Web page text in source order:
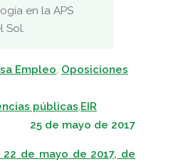
en la APS
Sol.
Empleo, Oposiciones
públicas,EIR
25 de mayo de 2017
de mayo de 2017, de